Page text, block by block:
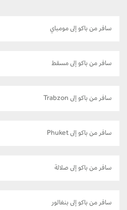
سافر من باكو إلى مومباي
سافر من باكو إلى مسقط
سافر من باكو إلى Trabzon
سافر من باكو إلى Phuket
سافر من باكو إلى صلالة
سافر من باكو إلى بنغالور